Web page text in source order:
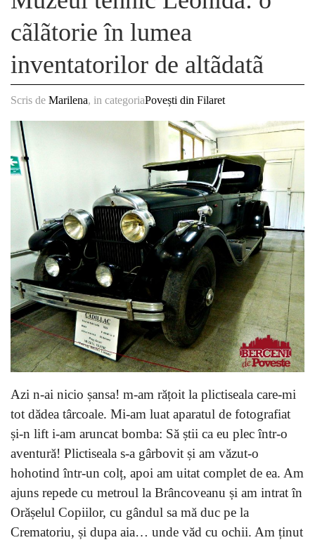
cãlãtorie în lumea
inventatorilor de altãdatã
Scris de Marilena, in categoriaPovești din Filaret
Azi n-ai nicio șansa! m-am rățoit la plictiseala care-mi
tot dădea târcoale. Mi-am luat aparatul de fotografiat
și-n lift i-am aruncat bomba: Să știi ca eu plec într-o
aventură! Plictiseala s-a gârbovit și am văzut-o
hohotind într-un colț, apoi am uitat complet de ea. Am
ajuns repede cu metroul la Brâncoveanu și am intrat în
Orășelul Copiilor, cu gândul sa mă duc pe la
Crematoriu, și dupa aia… unde văd cu ochii. Am ținut